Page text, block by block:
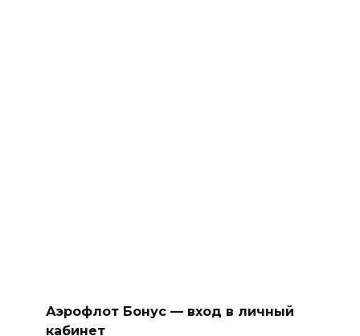
Аэрофлот Бонус — вход в личный
кабинет